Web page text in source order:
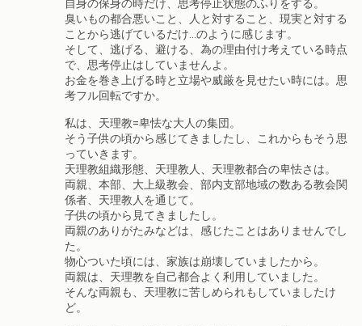
自身の保身の時だけ、思考停止状態のふりをする。
臭いもの都合悪いこと、人と対すること、現実と対する
ことから逃げているだけ…のように感じます。
そして、逃げる、避ける、為の理由付け考えている時点
で、思考停止はしていませんよ。
お金を巻き上げる時と立場や威厳を見せたい時には。思
考フル回転ですか。
私は、天理教=卑怯な大人の集団。
そう子供の頃から感じてきましたし、これからもそう思
っていきます。
天理教組織形態、天理教人、天理教都合の卑怯さは。
両親、本部、大上級教会、部内支部地域の数ある教会関
係者、天理教人を通じて。
子供の頃から見てきましたし。
両親のありがたみなどは、感じたことはありませんでし
た。
物心ついた頃には、家族は崩壊していましたから。
両親は、天理教を自己都合よく利用していました。
そんな両親も、天理教に苦しめられもしていましたけ
ど。